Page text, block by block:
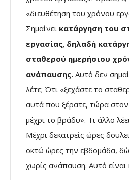
«διευθέτηση του χρόνου
Σημαίνει κατάργηση του
εργασίας, δηλαδή
σταθερού ημερήσιου
ανάπαυσης. Αυτό δεν
λέτε; Ότι «ξεχάστε το
αυτά που ξέρατε, τώρα
μέχρι το βράδυ». Τι άλλο
Μέχρι δεκατρείς ώρες
οκτώ ώρες την εβδομάδα,
χωρίς ανάπαυση. Αυτό